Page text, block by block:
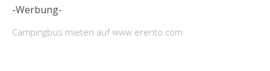
-Werbung-
Campingbus mieten auf www.erento.com